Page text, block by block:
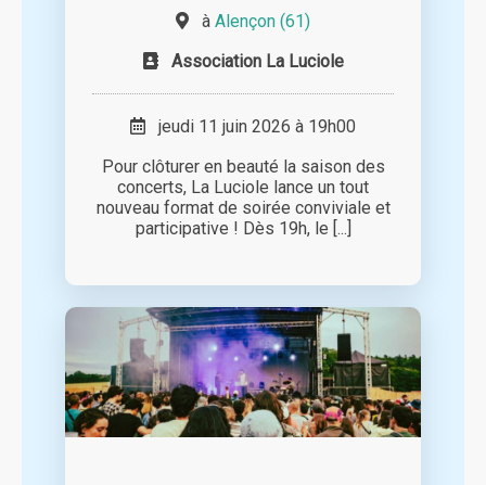
à Alençon (61)
Association La Luciole
jeudi 11 juin 2026 à 19h00
Pour clôturer en beauté la saison des
concerts, La Luciole lance un tout
nouveau format de soirée conviviale et
participative ! Dès 19h, le [...]